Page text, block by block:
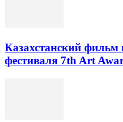
Казахстанский
фестиваля 7th Art